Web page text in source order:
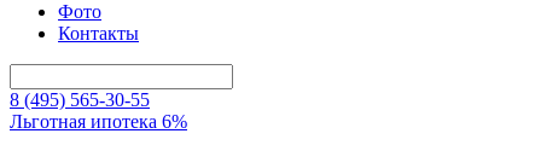
Фото
Контакты
8 (495) 565-30-55
Льготная ипотека 6%